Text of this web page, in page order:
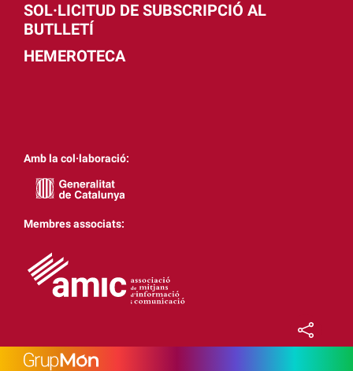
SOL·LICITUD DE SUBSCRIPCIÓ AL
BUTLLETÍ
HEMEROTECA
Amb la col·laboració:
Membres associats: